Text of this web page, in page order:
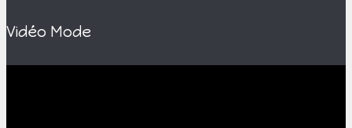
Vidéo Mode